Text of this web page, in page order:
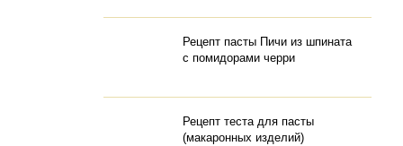
Рецепт пасты Пичи из шпината
с помидорами черри
Рецепт теста для пасты
(макаронных изделий)